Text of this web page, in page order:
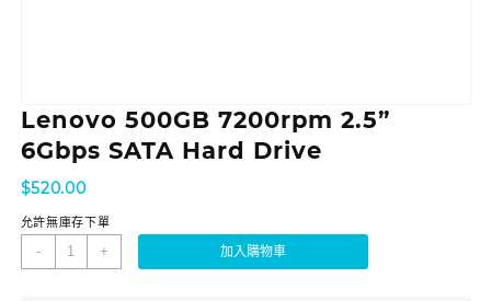
Lenovo 500GB 7200rpm 2.5”
6Gbps SATA Hard Drive
$520.00
允許無庫存下單
- + 加入購物車